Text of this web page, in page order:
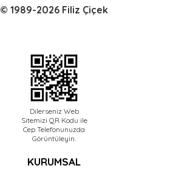
© 1989-2026 Filiz Çiçek
Dilerseniz Web
Sitemizi QR Kodu ile
Cep Telefonunuzda
Görüntüleyin.
KURUMSAL